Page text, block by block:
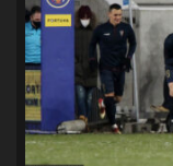
SANDRA SPA POGOŃ
SPARING (110)
SPÓJNIA STARGARD
SUPERLIGA KOBIET(58)
TAURON LIGA KOBIET